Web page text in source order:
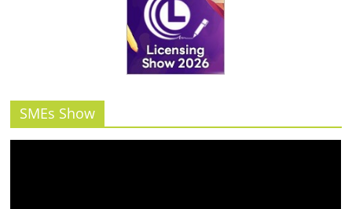
SMEs Show